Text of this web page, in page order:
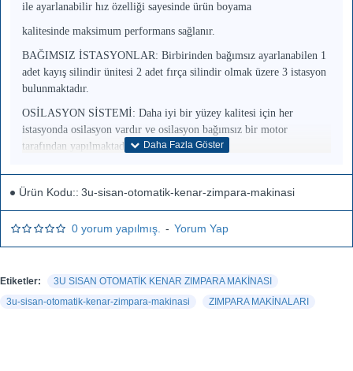
ile ayarlanabilir hız özelliği sayesinde ürün boyama
kalitesinde maksimum performans sağlanır.
BAĞIMSIZ İSTASYONLAR: Birbirinden bağımsız ayarlanabilen 1
adet kayış silindir ünitesi 2 adet fırça silindir olmak üzere 3 istasyon
bulunmaktadır.
OSİLASYON SİSTEMİ: Daha iyi bir yüzey kalitesi için her
istasyonda osilasyon vardır ve osilasyon bağımsız bir motor
tarafından yapılmaktadır.
sayesinde kenar zımparada üstün performans sağlar
TOUCH PANEL: 10-inch wide touch screen and user-friendly
AUTOMATIC THICKNESS ADJUSTMENT: Maximum
performance in product painting quality is achieved thanks to the
adjustable speed feature with the driven conveyor system.
Ürün Kodu:: 3u-sisan-otomatik-kenar-zimpara-makinasi
0 yorum yapılmış. - Yorum Yap
Etiketler:
3U SISAN OTOMATİK KENAR ZIMPARA MAKİNASI
3u-sisan-otomatik-kenar-zimpara-makinasi
ZIMPARA MAKİNALARI